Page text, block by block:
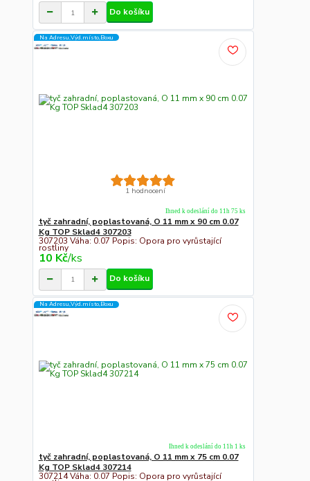
Do košíku
Na Adresu,Výd.místo,Boxu
1 hodnocení
tyč zahradní, poplastovaná, O 11 mm x 90 cm 0.07
Kg TOP Sklad4 307203
307203 Váha: 0.07 Popis: Opora pro vyrůstající
rostliny
10 Kč/ks
Ihned k odeslání do 11h 75 ks
Do košíku
Na Adresu,Výd.místo,Boxu
tyč zahradní, poplastovaná, O 11 mm x 75 cm 0.07
Kg TOP Sklad4 307214
307214 Váha: 0.07 Popis: Opora pro vyrůstající
Ihned k odeslání do 11h 1 ks